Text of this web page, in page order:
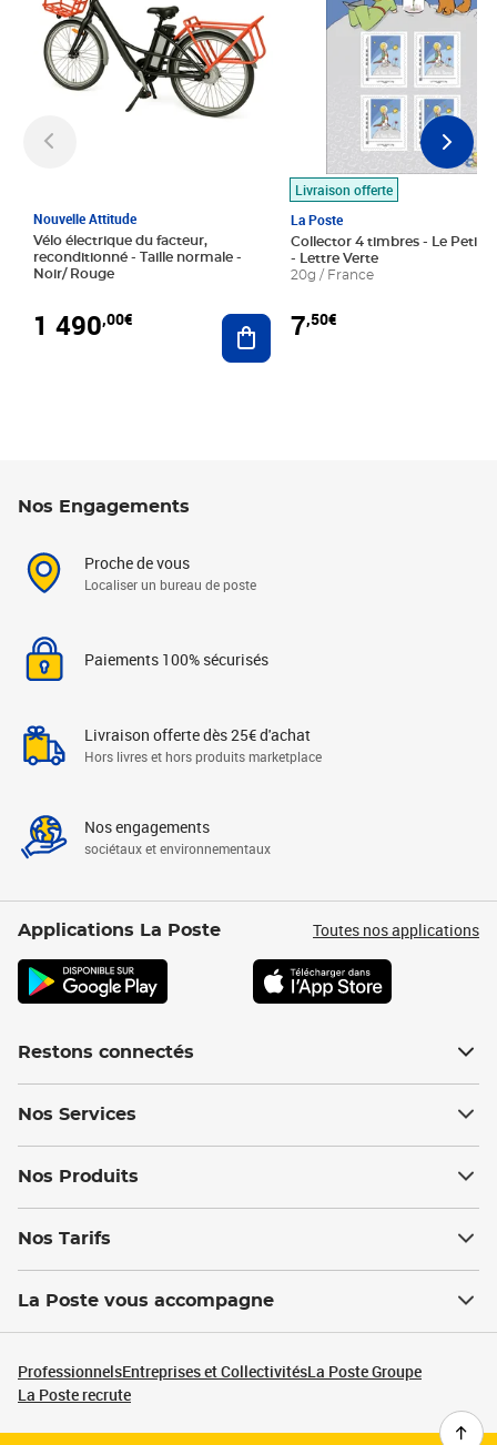
Nouvelle Attitude
Vélo électrique du facteur,
reconditionné - Taille normale -
Noir/ Rouge
1 490,00€ Ajouter au panier
Livraison offerte
La Poste
Collector 4 timbres - Le Petit
- Lettre Verte
20g / France
7,50€
Nos Engagements
Proche de vous
Localiser un bureau de poste
Paiements 100% sécurisés
Livraison offerte dès 25€ d'achat
Hors livres et hors produits marketplace
Nos engagements
sociétaux et environnementaux
Applications La Poste Toutes nos applications
Restons connectés
Nos Services
Nos Produits
Nos Tarifs
La Poste vous accompagne
ProfessionnelsEntreprises et CollectivitésLa Poste Groupe
La Poste recrute